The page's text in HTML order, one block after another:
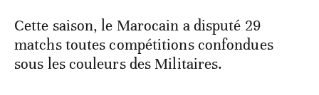
Cette saison, le Marocain a disputé 29
matchs toutes compétitions confondues
sous les couleurs des Militaires.